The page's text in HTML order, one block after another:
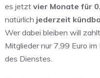
es jetzt vier Monate für
natürlich jederzeit
Wer dabei bleiben will
Mitglieder nur 7,99 Euro
des Dienstes.